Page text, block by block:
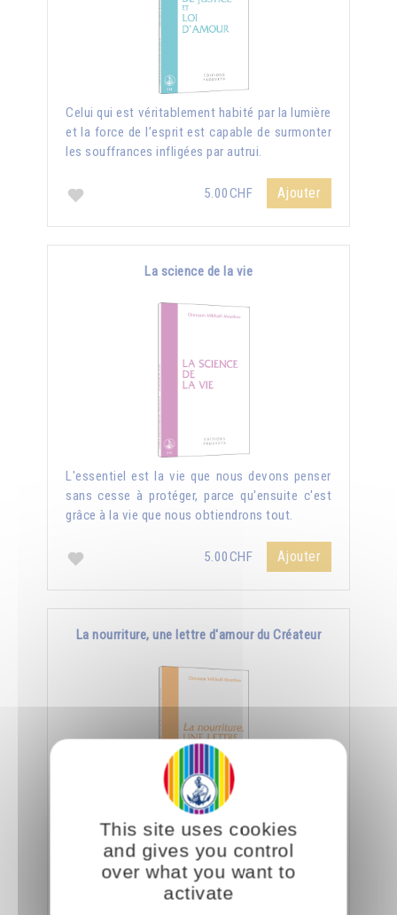
Celui qui est véritablement habité par la lumière
et la force de l’esprit est capable de surmonter
les souffrances infligées par autrui.
5.00CHF Ajouter
La science de la vie
L'essentiel est la vie que nous devons penser
sans cesse à protéger, parce qu'ensuite c'est
grâce à la vie que nous obtiendrons tout.
5.00CHF Ajouter
La nourriture, une lettre d'amour du Créateur
Le jour où nous aurons appris à manger
consciemment, nous saurons déchiffrer tout ce
que le Créateur nous dit à travers la nourriture.
This site uses cookies
and gives you control
over what you want to
activate